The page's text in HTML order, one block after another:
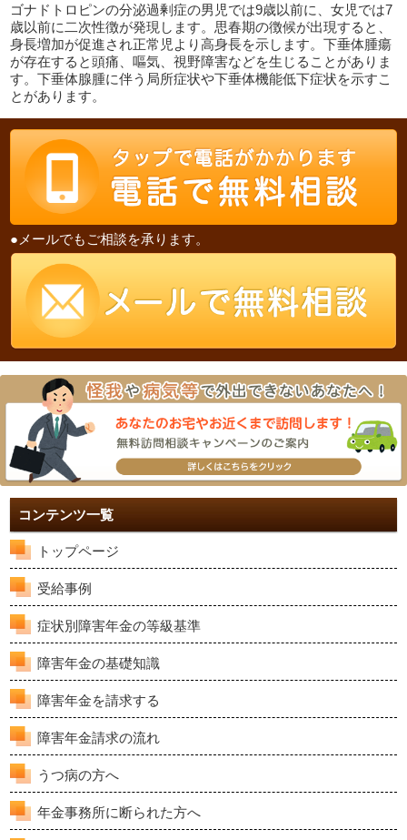
ゴナドトロピンの分泌過剰症の男児では9歳以前に、女児では7
歳以前に二次性徴が発現します。思春期の徴候が出現すると、
身長増加が促進され正常児より高身長を示します。下垂体腫瘍
が存在すると頭痛、嘔気、視野障害などを生じることがありま
す。下垂体腺腫に伴う局所症状や下垂体機能低下症状を示すこ
とがあります。
●メールでもご相談を承ります。
コンテンツ一覧
トップページ
受給事例
症状別障害年金の等級基準
障害年金の基礎知識
障害年金を請求する
障害年金請求の流れ
うつ病の方へ
年金事務所に断られた方へ